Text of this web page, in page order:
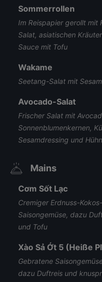
Sommerrollen
Im Reispapier gerollt mit
Salat, asiatischen
Sauce mit Tofu
Wakame
Seetang-Salat mit Sesam
Avocado-Salat
Frischer Salat mit
Sonnenblumenkernen,
Sesamdressing und
Mains
Cơm Sốt Lạc
Cremiger Erdnuss-
Saisongemüse, dazu
und Tofu
Xào Sả Ớt 5 (Heiße
Gebratene
dazu Duftreis und